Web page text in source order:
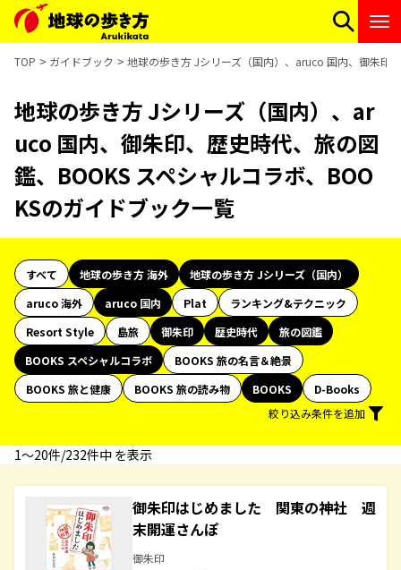
TOP ガイドブック 地球の歩き方 Jシリーズ（国内）、aruco 国内、御朱印
地球の歩き方 Jシリーズ（国内）、ar
uco 国内、御朱印、歴史時代、旅の図
鑑、BOOKS スペシャルコラボ、BOO
KSのガイドブック一覧
すべて 地球の歩き方 海外
地球の歩き方 Jシリーズ（国内）
aruco 海外
aruco 国内 Plat
ランキング&テクニック
Resort Style
島旅 御朱印 歴史時代
旅の図鑑
BOOKS スペシャルコラボ
BOOKS 旅の名言＆絶景
BOOKS 旅と健康
BOOKS 旅の読み物 BOOKS
D-Books
絞り込み条件を追加
1〜20件/232件中 を表示
御朱印はじめました 関東の神社 週
末開運さんぽ
御朱印